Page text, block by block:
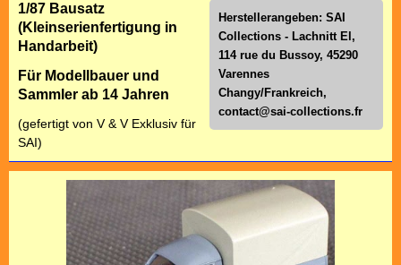
Herstellerangeben: SAI
Collections - Lachnitt El,
114 rue du Bussoy, 45290
Varennes
Changy/Frankreich,
contact@sai-collections.fr
1/87 Bausatz
(Kleinserienfertigung in
Handarbeit)
Für Modellbauer und
Sammler ab 14 Jahren
(gefertigt von V & V Exklusiv für
SAI)